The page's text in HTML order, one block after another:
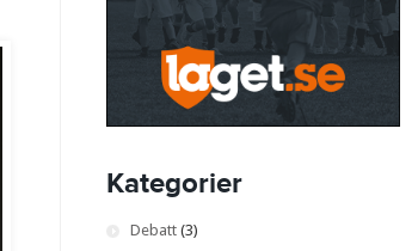
Kategorier
Debatt (3)